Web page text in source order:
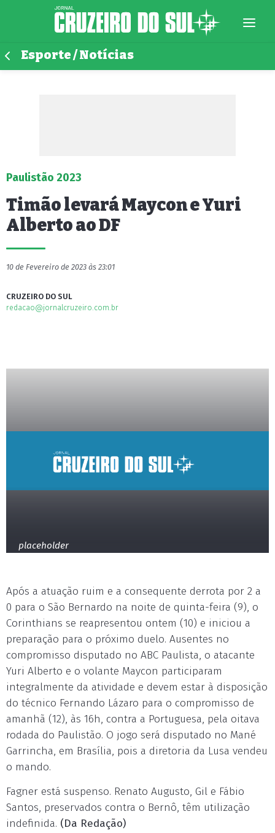
Esporte / Notícias
Paulistão 2023
Timão levará Maycon e Yuri
Alberto ao DF
10 de Fevereiro de 2023 às 23:01
CRUZEIRO DO SUL
redacao@jornalcruzeiro.com.br
placeholder
Após a atuação ruim e a consequente derrota por 2 a
0 para o São Bernardo na noite de quinta-feira (9), o
Corinthians se reapresentou ontem (10) e iniciou a
preparação para o próximo duelo. Ausentes no
compromisso disputado no ABC Paulista, o atacante
Yuri Alberto e o volante Maycon participaram
integralmente da atividade e devem estar à disposição
do técnico Fernando Lázaro para o compromisso de
amanhã (12), às 16h, contra a Portuguesa, pela oitava
rodada do Paulistão. O jogo será disputado no Mané
Garrincha, em Brasília, pois a diretoria da Lusa vendeu
o mando.
Fagner está suspenso. Renato Augusto, Gil e Fábio
Santos, preservados contra o Bernô, têm utilização
indefinida. (Da Redação)